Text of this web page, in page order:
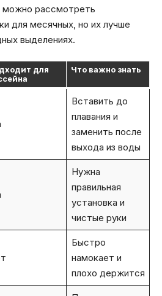
можно рассмотреть
для месячных, но их лучше
выделениях.
для
Что важно знать
Вставить до
плавания и
заменить после
выхода из воды
Нужна
правильная
установка и
чистые руки
Быстро
намокает и
плохо держится